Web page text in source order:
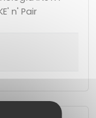
n' Pair